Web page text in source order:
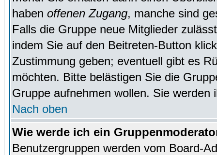
haben offenen Zugang, manche sind
Falls die Gruppe neue Mitglieder
indem Sie auf den Beitreten-Button
Zustimmung geben; eventuell gibt es
möchten. Bitte belästigen Sie die
Gruppe aufnehmen wollen. Sie werden
Nach oben
Wie werde ich ein
Benutzergruppen werden vom Board-